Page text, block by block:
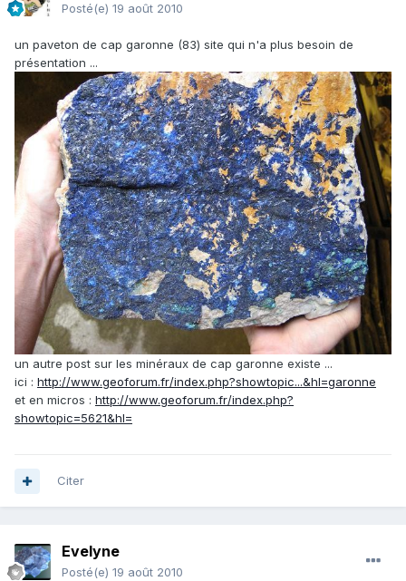
Posté(e) 19 août 2010
un paveton de cap garonne (83) site qui n'a plus besoin de
présentation ...
un autre post sur les minéraux de cap garonne existe ...
ici : http://www.geoforum.fr/index.php?showtopic...&hl=garonne
et en micros : http://www.geoforum.fr/index.php?
showtopic=5621&hl=
Citer
Evelyne
Posté(e) 19 août 2010